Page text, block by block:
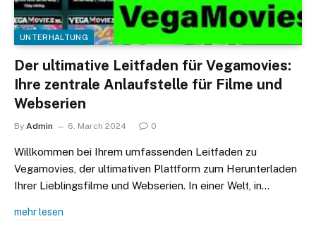
UNTERHALTUNG
Der ultimative Leitfaden für Vegamovies:
Ihre zentrale Anlaufstelle für Filme und
Webserien
By Admin 6. March 2024 0
Willkommen bei Ihrem umfassenden Leitfaden zu
Vegamovies, der ultimativen Plattform zum Herunterladen
Ihrer Lieblingsfilme und Webserien. In einer Welt, in…
mehr lesen